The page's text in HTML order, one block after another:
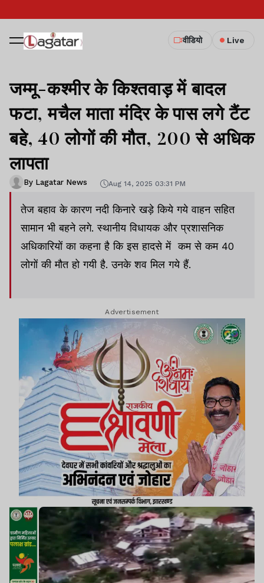
वीडियो Live
जम्मू-कश्मीर के किश्तवाड़ में बादल
फटा, मचैल माता मंदिर के पास लगे टैंट
बहे, 40 लोगों की मौत, 200 से अधिक
लापता
By Lagatar News Aug 14, 2025 03:31 PM
तेज बहाव के कारण नदी किनारे खड़े किये गये वाहन सहित
सामान भी बहने लगे. स्थानीय विधायक और प्रशासनिक
अधिकारियों का कहना है कि इस हादसे में कम से कम 40
लोगों की मौत हो गयी है. उनके शव मिल गये हैं.
Advertisement